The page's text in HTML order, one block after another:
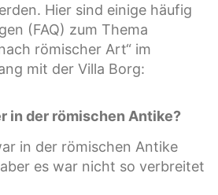
Hier sind einige häufig
(FAQ) zum Thema
römischer Art“ im
mit der Villa Borg:
in der römischen Antike?
in der römischen Antike
es war nicht so verbreitet